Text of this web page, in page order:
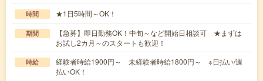
時間 ★1日5時間～OK！
期間
【急募】即日勤務OK！中旬～など開始日相談可 ★まずは
お試し2カ月～のスタートも歓迎！
時給
経験者時給1900円～ 未経験者時給1800円～ ※日払い/週
払いOK！